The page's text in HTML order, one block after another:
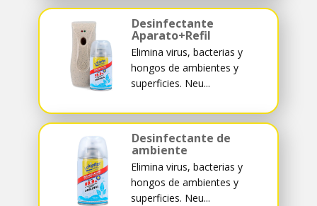
Desinfectante
Aparato+Refil
Elimina virus, bacterias y
hongos de ambientes y
superficies. Neu...
Desinfectante de
ambiente
Elimina virus, bacterias y
hongos de ambientes y
superficies. Neu...